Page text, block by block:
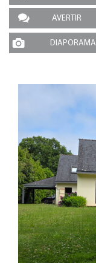
AVERTIR
DIAPORAMA